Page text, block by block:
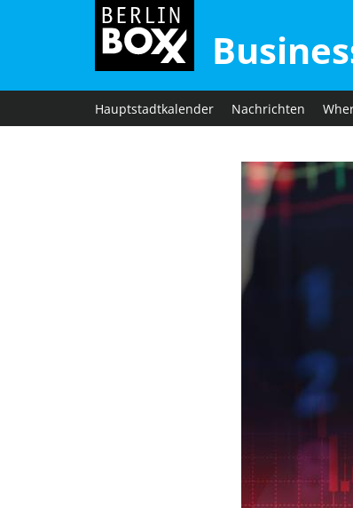
Hauptstadtkalender Nachrichten